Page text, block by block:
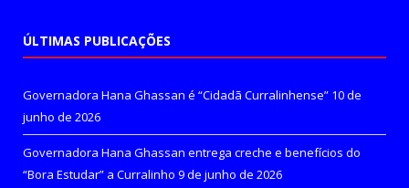
ÚLTIMAS PUBLICAÇÕES
Governadora Hana Ghassan é “Cidadã Curralinhense” 10 de
junho de 2026
Governadora Hana Ghassan entrega creche e benefícios do
“Bora Estudar” a Curralinho 9 de junho de 2026